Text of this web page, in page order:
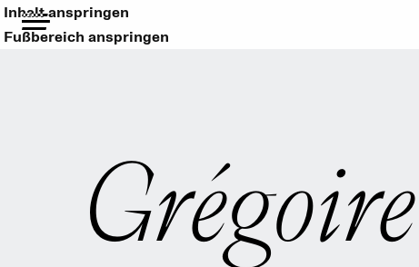
Inhalt anspringen
Fußbereich anspringen